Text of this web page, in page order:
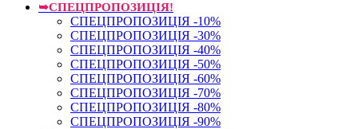
➥СПЕЦПРОПОЗИЦІЯ!
СПЕЦПРОПОЗИЦІЯ -10%
СПЕЦПРОПОЗИЦІЯ -30%
СПЕЦПРОПОЗИЦІЯ -40%
СПЕЦПРОПОЗИЦІЯ -50%
СПЕЦПРОПОЗИЦІЯ -60%
СПЕЦПРОПОЗИЦІЯ -70%
СПЕЦПРОПОЗИЦІЯ -80%
СПЕЦПРОПОЗИЦІЯ -90%